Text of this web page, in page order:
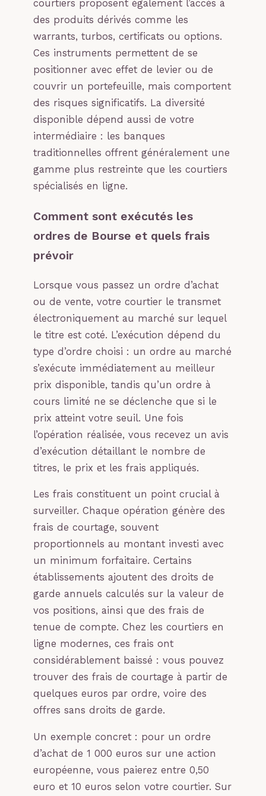
courtiers proposent également l’accès à
des produits dérivés comme les
warrants, turbos, certificats ou options.
Ces instruments permettent de se
positionner avec effet de levier ou de
couvrir un portefeuille, mais comportent
des risques significatifs. La diversité
disponible dépend aussi de votre
intermédiaire : les banques
traditionnelles offrent généralement une
gamme plus restreinte que les courtiers
spécialisés en ligne.
Comment sont exécutés les
ordres de Bourse et quels frais
prévoir
Lorsque vous passez un ordre d’achat
ou de vente, votre courtier le transmet
électroniquement au marché sur lequel
le titre est coté. L’exécution dépend du
type d’ordre choisi : un ordre au marché
s’exécute immédiatement au meilleur
prix disponible, tandis qu’un ordre à
cours limité ne se déclenche que si le
prix atteint votre seuil. Une fois
l’opération réalisée, vous recevez un avis
d’exécution détaillant le nombre de
titres, le prix et les frais appliqués.
Les frais constituent un point crucial à
surveiller. Chaque opération génère des
frais de courtage, souvent
proportionnels au montant investi avec
un minimum forfaitaire. Certains
établissements ajoutent des droits de
garde annuels calculés sur la valeur de
vos positions, ainsi que des frais de
tenue de compte. Chez les courtiers en
ligne modernes, ces frais ont
considérablement baissé : vous pouvez
trouver des frais de courtage à partir de
quelques euros par ordre, voire des
offres sans droits de garde.
Un exemple concret : pour un ordre
d’achat de 1 000 euros sur une action
européenne, vous paierez entre 0,50
euro et 10 euros selon votre courtier. Sur